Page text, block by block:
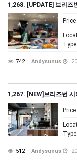
1,268. [UPDATE] 브리즈
Price
Type
742 Andysunus
1,267. [NEW]브리즈번
Price
Type
512 Andysunus